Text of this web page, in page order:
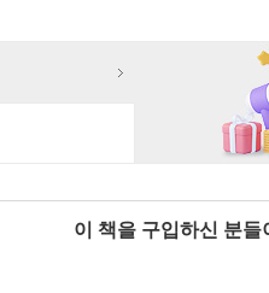
이 책을 구입하신 분